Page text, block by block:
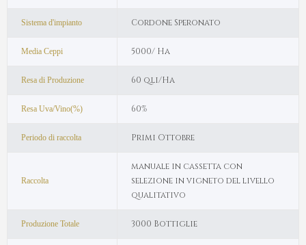
Sistema d'impianto Cordone Speronato
Media Ceppi 5000/ Ha
Resa di Produzione 60 q.li/Ha
Resa Uva/Vino(%) 60%
Periodo di raccolta Primi Ottobre
Raccolta
manuale in cassetta con
selezione in vigneto del livello
qualitativo
Produzione Totale 3000 Bottiglie